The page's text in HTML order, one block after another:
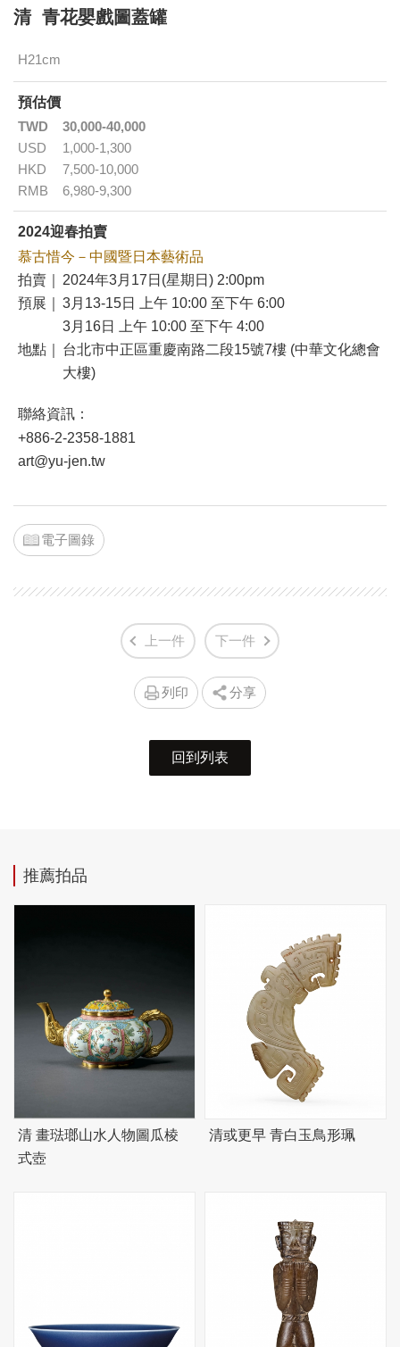
清 青花嬰戲圖蓋罐
H21cm
預估價
TWD
30,000-40,000
USD
1,000-1,300
HKD
7,500-10,000
RMB
6,980-9,300
2024迎春拍賣
慕古惜今－中國暨日本藝術品
拍賣｜
2024年3月17日(星期日) 2:00pm
預展｜
3月13-15日 上午 10:00 至下午 6:00
3月16日 上午 10:00 至下午 4:00
地點｜
台北市中正區重慶南路二段15號7樓 (中華文化總會
大樓)
聯絡資訊：
+886-2-2358-1881
art@yu-jen.tw
電子圖錄
上一件 下一件
列印 分享
回到列表
推薦拍品
清 畫琺瑯山水人物圖瓜棱
式壺
清或更早 青白玉鳥形珮